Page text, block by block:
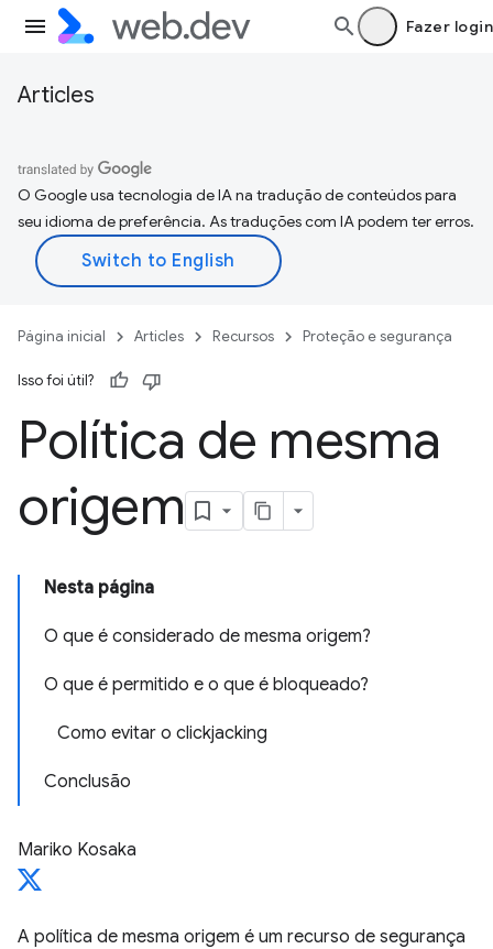
Fazer login
Articles
O Google usa tecnologia de IA na tradução de conteúdos para
seu idioma de preferência. As traduções com IA podem ter erros.
Página inicial Articles Recursos Proteção e segurança
Isso foi útil?
Política de mesma
origem
Nesta página
O que é considerado de mesma origem?
O que é permitido e o que é bloqueado?
Como evitar o clickjacking
Conclusão
Mariko Kosaka
A política de mesma origem é um recurso de segurança